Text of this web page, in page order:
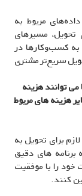
مربوط به
مسیرهای
به کسب‌وکارها در
سریع‌تر مشتری
توانند هزینه
هزینه های مربوط
برای تحویل به
برنامه های دقیق
را با موفقیت
کنند.